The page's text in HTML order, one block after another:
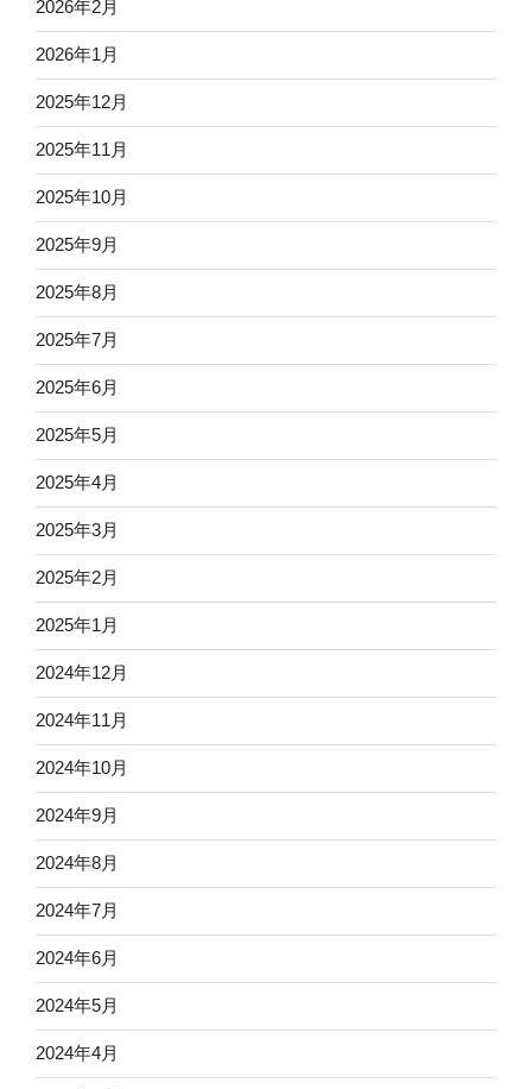
2026年2月
2026年1月
2025年12月
2025年11月
2025年10月
2025年9月
2025年8月
2025年7月
2025年6月
2025年5月
2025年4月
2025年3月
2025年2月
2025年1月
2024年12月
2024年11月
2024年10月
2024年9月
2024年8月
2024年7月
2024年6月
2024年5月
2024年4月